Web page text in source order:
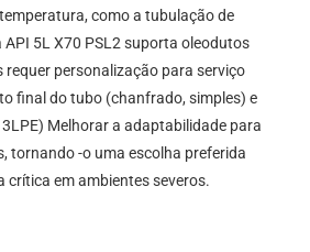
como a tubulação de
API 5L X70 PSL2 suporta oleodutos
requer personalização para serviço
final do tubo (chanfrado, simples) e
Melhorar a adaptabilidade para
tornando -o uma escolha preferida
crítica em ambientes severos.